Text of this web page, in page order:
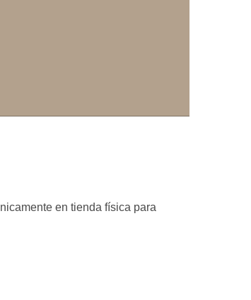
en tienda física para